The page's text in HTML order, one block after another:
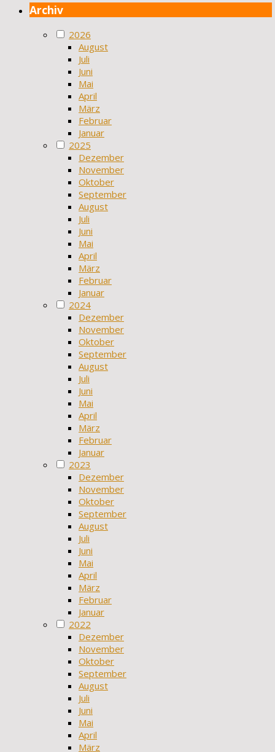
Archiv
2026
August
Juli
Juni
Mai
April
März
Februar
Januar
2025
Dezember
November
Oktober
September
August
Juli
Juni
Mai
April
März
Februar
Januar
2024
Dezember
November
Oktober
September
August
Juli
Juni
Mai
April
März
Februar
Januar
2023
Dezember
November
Oktober
September
August
Juli
Juni
Mai
April
März
Februar
Januar
2022
Dezember
November
Oktober
September
August
Juli
Juni
Mai
April
März